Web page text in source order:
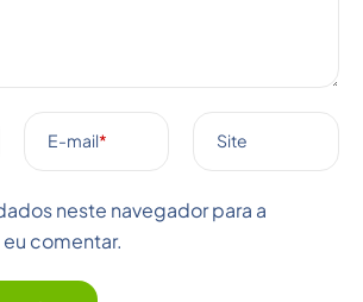
E-mail* Site
neste navegador para a
comentar.